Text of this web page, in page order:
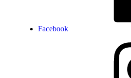
Facebook